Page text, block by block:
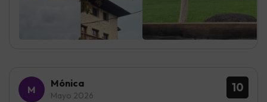
10
Mónica
Mayo 2026